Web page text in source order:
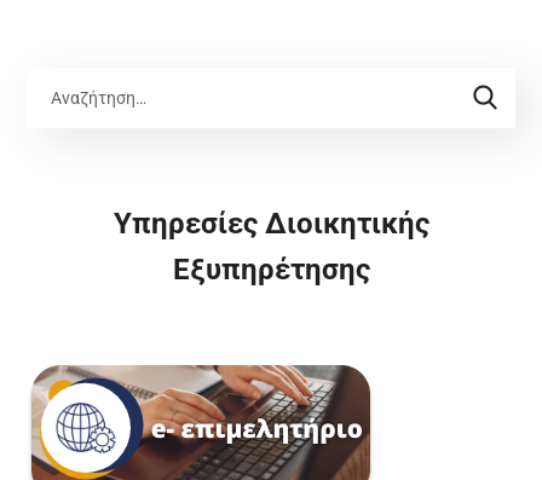
Υπηρεσίες Διοικητικής
Εξυπηρέτησης